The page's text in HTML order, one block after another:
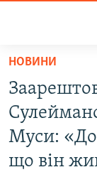
Перейти
основного
матеріалу
Перейти
до
основної
ВОДА.КРИМ
ВІДЕО ТА ФОТО
ПОЛІТИКА
НОВИНИ
Муси: «До
що він